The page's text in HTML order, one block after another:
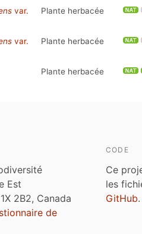
var.
Plante herbacée
var.
Plante herbacée
Plante herbacée
Est
2B2, Canada
de
CODE
Ce
les
GitHub.